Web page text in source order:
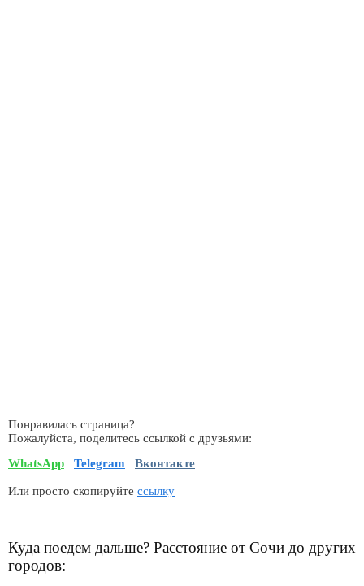
Понравилась страница?
Пожалуйста, поделитесь ссылкой с друзьями:
WhatsApp
Telegram Вконтакте
Или просто скопируйте ссылку
Куда поедем дальше? Расстояние от Сочи до других
городов: